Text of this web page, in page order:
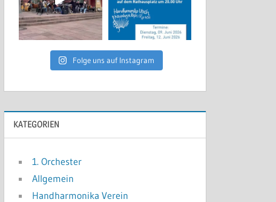
Folge uns auf Instagram
KATEGORIEN
1. Orchester
Allgemein
Handharmonika Verein